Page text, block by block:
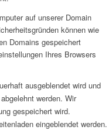
auf unserer Domain
können wie
Domains gespeichert
Ihres Browsers
ausgeblendet wird und
werden. Wir
gespeichert wird.
eingeblendet werden.